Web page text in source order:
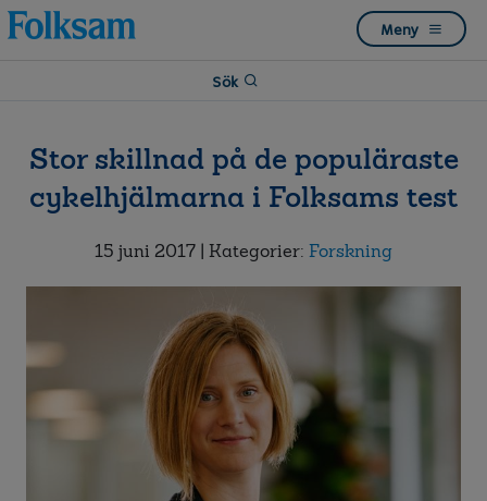
Till
navigation
Till
innehåll
Meny
Sök
Stor skillnad på de populäraste
cykelhjälmarna i Folksams test
15 juni 2017 | Kategorier: Forskning